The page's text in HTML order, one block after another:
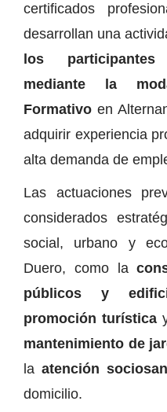
certificados
desarrollan una
los
mediante la
Formativo en
adquirir experiencia
alta demanda de
Las actuaciones
considerados
social, urbano y
Duero, como la
públicos y
promoción turísticay
mantenimiento de
la atención
domicilio.